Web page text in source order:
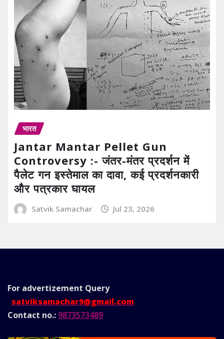
भारत
Jantar Mantar Pellet Gun
Controversy :- जंतर-मंतर प्रदर्शन में
पैलेट गन इस्तेमाल का दावा, कई प्रदर्शनकारी
और पत्रकार घायल
Satvik Samachar Jul 23, 2026
For advertizement Query
satviksamachar9@gmail.com
Contact no.: 9873573489